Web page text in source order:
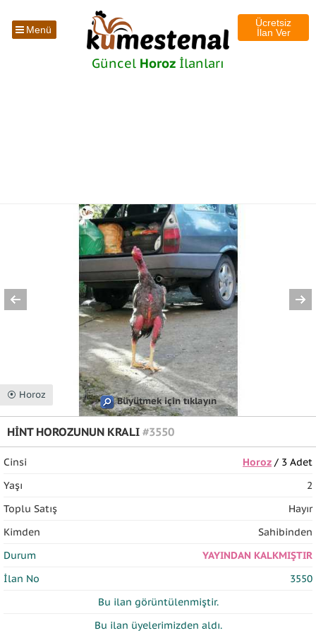
Menü
Ücretsiz
İlan Ver
Güncel Horoz İlanları
⦿ Horoz
Büyütmek için tıklayın
HİNT HOROZUNUN KRALI #3550
Cinsi Horoz/ 3 Adet
Yaşı
2
Toplu Satış
Hayır
Kimden
Sahibinden
Durum
YAYINDAN KALKMIŞTIR
İlan No
3550
Bu ilan görüntülenmiştir.
Bu ilan üyelerimizden aldı.